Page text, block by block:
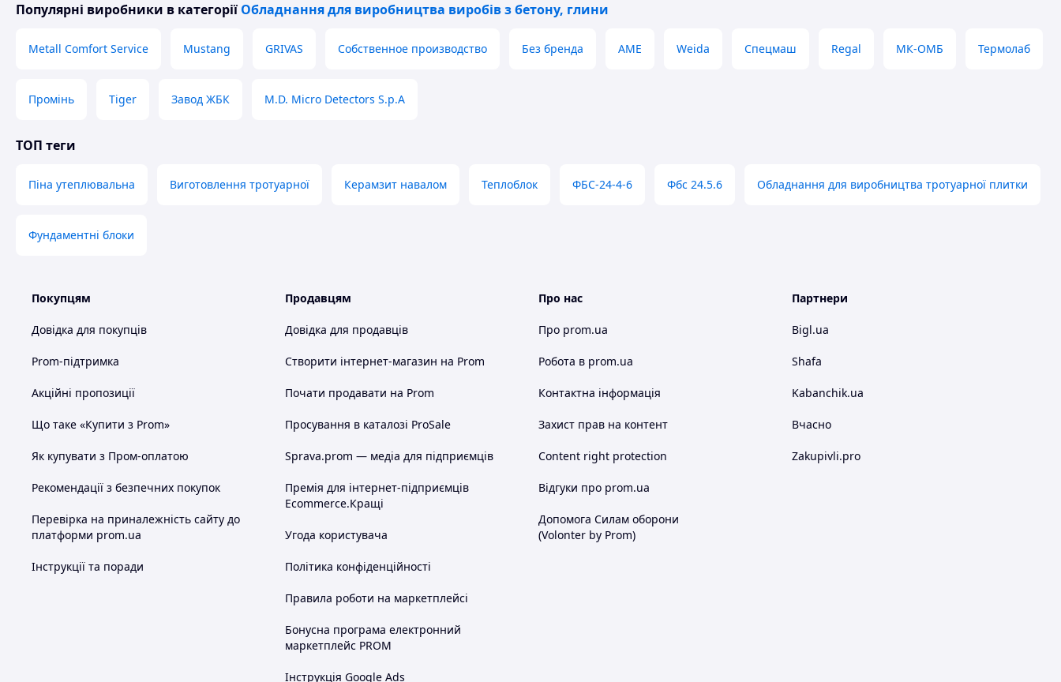
Популярні виробники в категорії Обладнання для виробництва виробів з бетону, глини
Metall Comfort Service Mustang GRIVAS Собственное производство Без бренда AME Weida Спецмаш Regal МК-ОМБ Термолаб
Промінь Tiger Завод ЖБК M.D. Micro Detectors S.p.A
ТОП теги
Піна утеплювальна Виготовлення тротуарної Керамзит навалом Теплоблок ФБС-24-4-6 Фбс 24.5.6 Обладнання для виробництва тротуарної плитки
Фундаментні блоки
Покупцям
Довідка для покупців
Prom-підтримка
Акційні пропозиції
Що таке «Купити з Prom»
Як купувати з Пром-оплатою
Рекомендації з безпечних покупок
Перевірка на приналежність сайту до
платформи prom.ua
Інструкції та поради
Продавцям
Довідка для продавців
Створити інтернет-магазин на Prom
Почати продавати на Prom
Просування в каталозі ProSale
Sprava.prom — медіа для підприємців
Премія для інтернет-підприємців
Ecommerce.Кращі
Угода користувача
Політика конфіденційності
Правила роботи на маркетплейсі
Бонусна програма електронний
маркетплейс PROM
Інструкція Google Ads
Про нас
Про prom.ua
Робота в prom.ua
Контактна інформація
Захист прав на контент
Content right protection
Відгуки про prom.ua
Допомога Силам оборони
(Volonter by Prom)
Партнери
Bigl.ua
Shafa
Kabanchik.ua
Вчасно
Zakupivli.pro